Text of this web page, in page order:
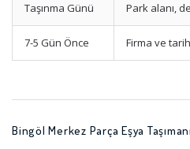
Taşınma Günü Park alanı,
7-5 Gün Önce Firma ve
Bingöl Merkez Parça Eşya